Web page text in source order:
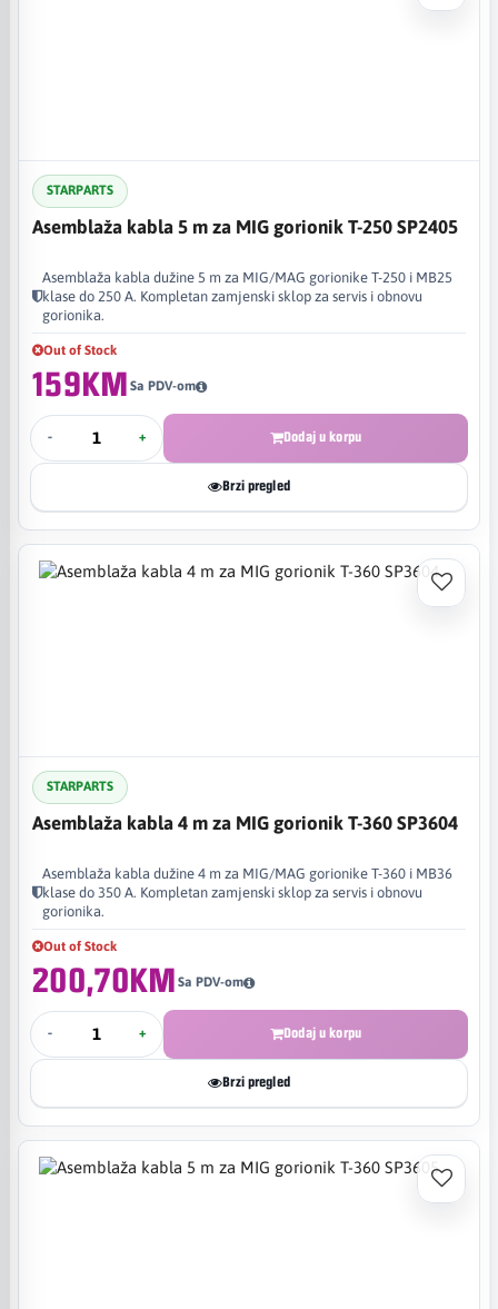
STARPARTS
Asemblaža kabla 5 m za MIG gorionik T-250 SP2405
Asemblaža kabla dužine 5 m za MIG/MAG gorionike T-250 i MB25
klase do 250 A. Kompletan zamjenski sklop za servis i obnovu
gorionika.
Out of Stock
159KM Sa PDV-om
- + Dodaj u korpu
Brzi pregled
STARPARTS
Asemblaža kabla 4 m za MIG gorionik T-360 SP3604
Asemblaža kabla dužine 4 m za MIG/MAG gorionike T-360 i MB36
klase do 350 A. Kompletan zamjenski sklop za servis i obnovu
gorionika.
Out of Stock
200,70KM Sa PDV-om
- + Dodaj u korpu
Brzi pregled